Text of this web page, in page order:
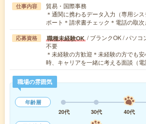
仕事内容
貿易・国際事務
＊通関に携わるデータ入力（専用シ
ポート＊請求書チェック＊電話の取
応募資格 職種未経験OK / ブランクOK / パソコ
不要
＊未経験の方歓迎＊未経験の方でも
時、キャリアを一緒に考える面談（
職場の雰囲気
年齢層
20代
30代 40代